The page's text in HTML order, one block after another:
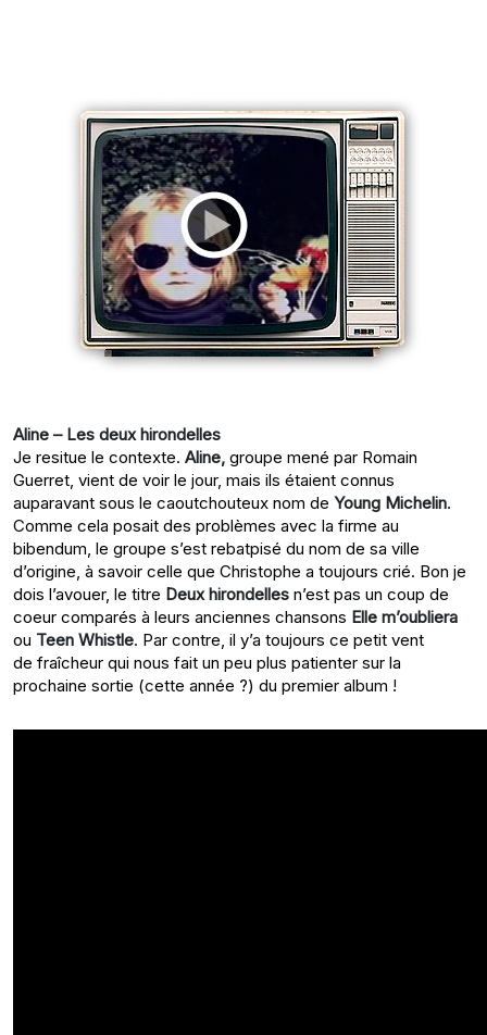
Aline – Les deux hirondelles
Je resitue le contexte. Aline, groupe mené par Romain
Guerret, vient de voir le jour, mais ils étaient connus
auparavant sous le caoutchouteux nom de Young Michelin.
Comme cela posait des problèmes avec la firme au
bibendum, le groupe s’est rebatpisé du nom de sa ville
d’origine, à savoir celle que Christophe a toujours crié. Bon je
dois l’avouer, le titre Deux hirondelles n’est pas un coup de
coeur comparés à leurs anciennes chansons Elle m’oubliera
ou Teen Whistle. Par contre, il y’a toujours ce petit vent
de fraîcheur qui nous fait un peu plus patienter sur la
prochaine sortie (cette année ?) du premier album !